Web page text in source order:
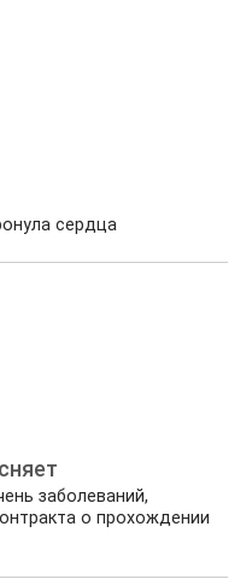
сердца
заболеваний,
о прохождении